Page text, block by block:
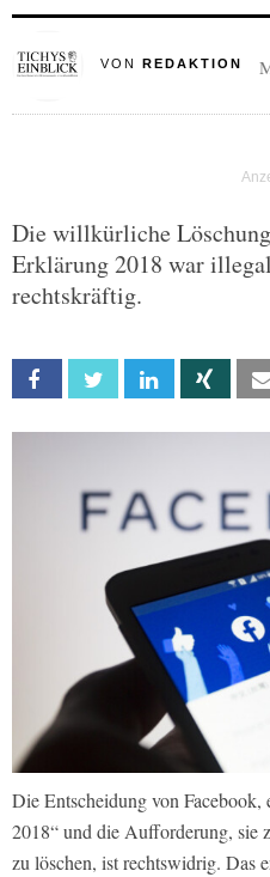
VON REDAKTION
Die willkürliche
Erklärung 2018 war
rechtskräftig.
Facebook Twitter Linkedin Xing
Die Entscheidung von
2018“ und die Aufforderung, sie
zu löschen, ist rechtswidrig. Das